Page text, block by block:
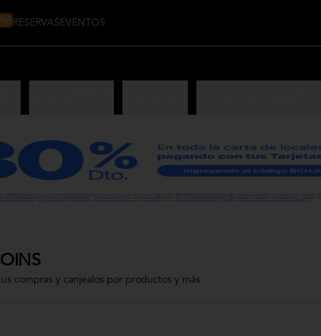
RESERVAS EVENTOS
compras y canjealos por productos y más